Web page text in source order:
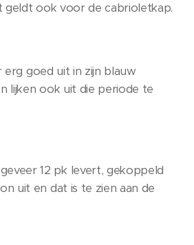
geldt ook voor de cabrioletkap.
goed uit in zijn blauw
lijken ook uit die periode te
12 pk levert, gekoppeld
uit en dat is te zien aan de